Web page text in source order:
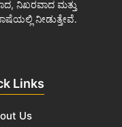
ನಿಖರವಾದ ಮತ್ತು
ನೀಡುತ್ತೇವೆ.
Links
Us